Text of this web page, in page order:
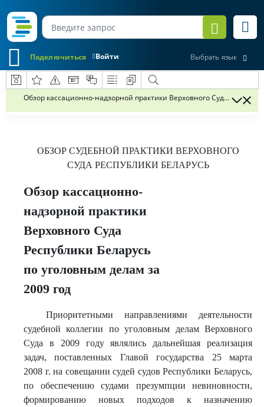
Войти
Подключиться Выбрать язык
Обзор кассационно-надзорной практики Верховного Суда
ОБЗОР СУДЕБНОЙ ПРАКТИКИ ВЕРХОВНОГО
СУДА РЕСПУБЛИКИ БЕЛАРУСЬ
Обзор кассационно-
надзорной практики
Верховного Суда
Республики Беларусь
по уголовным делам за
2009 год
Приоритетными направлениями деятельности
судебной коллегии по уголовным делам Верховного
Суда в 2009 году являлись дальнейшая реализация
задач, поставленных Главой государства 25 марта
2008 г. на совещании судей судов Республики Беларусь,
по обеспечению судами презумпции невиновности,
формированию новых подходов к назначению